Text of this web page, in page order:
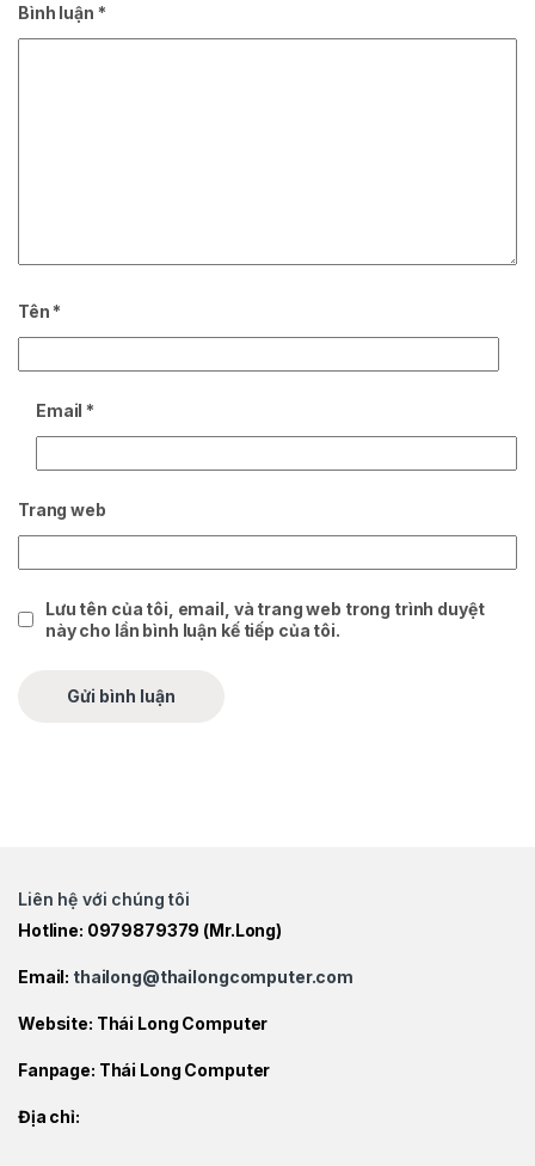
Bình luận *
Tên *
Email *
Trang web
Lưu tên của tôi, email, và trang web trong trình duyệt
này cho lần bình luận kế tiếp của tôi.
Liên hệ với chúng tôi
Hotline: 0979879379 (Mr.Long)
Email: thailong@thailongcomputer.com
Website: Thái Long Computer
Fanpage: Thái Long Computer
Địa chỉ: